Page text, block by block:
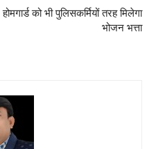
होमगार्ड को भी पुलिसकर्मियों तरह मिलेगा
भोजन भत्ता